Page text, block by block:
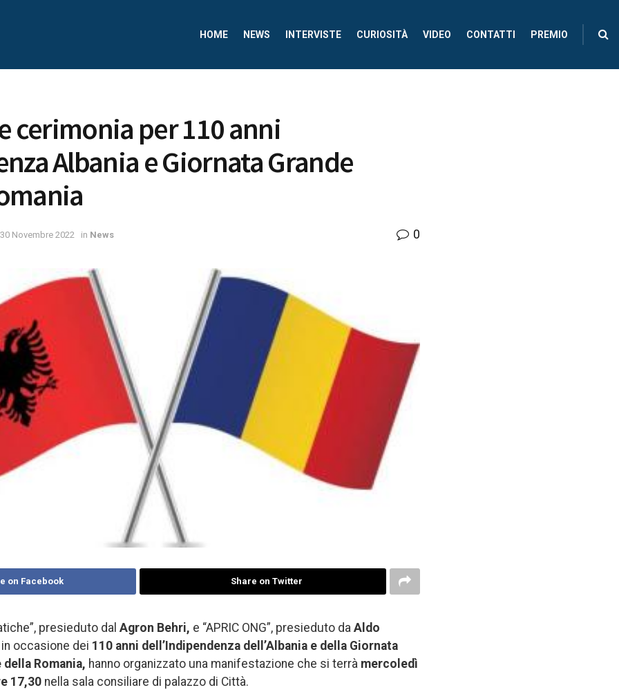
HOME NEWS INTERVISTE CURIOSITÀ VIDEO CONTATTI PREMIO
cerimonia per 110 anni
Albania e Giornata Grande
30 Novembre 2022 in News 0
on Facebook Share on Twitter
presieduto dal Agron Behri, e “APRIC ONG”, presieduto da Aldo
in occasione dei 110 anni dell’Indipendenza dell’Albania e della Giornata
Romania, hanno organizzato una manifestazione che si terrà mercoledì
17,30 nella sala consiliare di palazzo di Città.